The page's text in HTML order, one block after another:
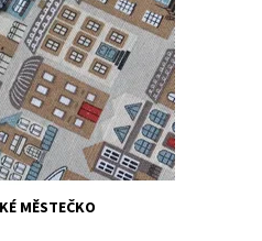
Harry...
MĚSTEČKO